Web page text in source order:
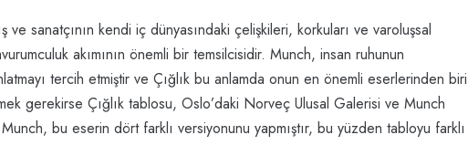
ve sanatçının kendi iç dünyasındaki çelişkileri, korkuları ve varoluşsal
akımının önemli bir temsilcisidir. Munch, insan ruhunun
tercih etmiştir ve Çığlık bu anlamda onun en önemli eserlerinden biri
gerekirse Çığlık tablosu, Oslo’daki Norveç Ulusal Galerisi ve Munch
bu eserin dört farklı versiyonunu yapmıştır, bu yüzden tabloyu farklı